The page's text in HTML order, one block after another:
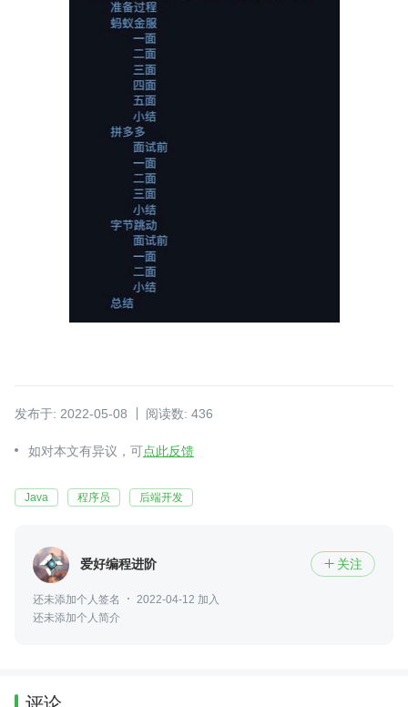
发布于: 2022-05-08 阅读数: 436
如对本文有异议，可点此反馈
Java 程序员 后端开发
爱好编程进阶  关注
还未添加个人签名
2022-04-12 加入
还未添加个人简介
评论